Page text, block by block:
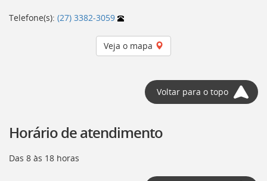
Telefone(s): (27) 3382-3059
Veja o mapa
Voltar para o topo
Horário de atendimento
Das 8 às 18 horas